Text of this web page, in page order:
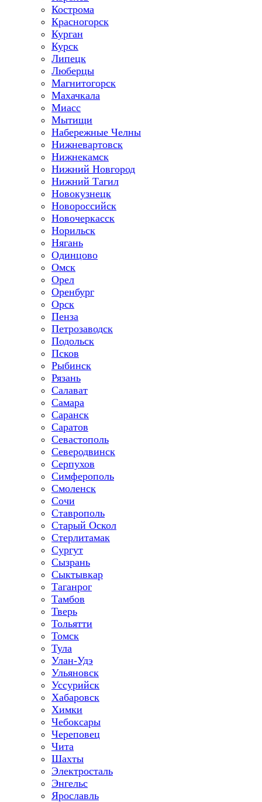
Кострома
Красногорск
Курган
Курск
Липецк
Люберцы
Магнитогорск
Махачкала
Миасс
Мытищи
Набережные Челны
Нижневартовск
Нижнекамск
Нижний Новгород
Нижний Тагил
Новокузнецк
Новороссийск
Новочеркасск
Норильск
Нягань
Одинцово
Омск
Орел
Оренбург
Орск
Пенза
Петрозаводск
Подольск
Псков
Рыбинск
Рязань
Салават
Самара
Саранск
Саратов
Севастополь
Северодвинск
Серпухов
Симферополь
Смоленск
Сочи
Ставрополь
Старый Оскол
Стерлитамак
Сургут
Сызрань
Сыктывкар
Таганрог
Тамбов
Тверь
Тольятти
Томск
Тула
Улан-Удэ
Ульяновск
Уссурийск
Хабаровск
Химки
Чебоксары
Череповец
Чита
Шахты
Электросталь
Энгельс
Ярославль